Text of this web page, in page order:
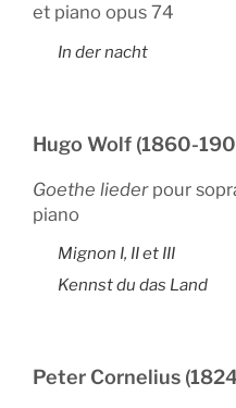
et piano opus 74
In der nacht
Hugo Wolf (1860-
Goethe liederpour
piano
Mignon I, II et III
Kennst du das Land
Peter Cornelius